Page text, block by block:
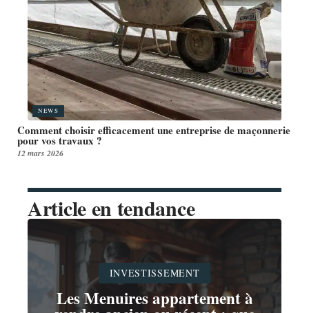
NEWS
Comment choisir efficacement une entreprise de maçonnerie
pour vos travaux ?
12 mars 2026
Article en tendance
INVESTISSEMENT
Les Menuires appartement à